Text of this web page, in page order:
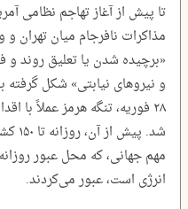
تا پیش از آغاز تهاجم نظامی
مذاکرات نافرجام میان
«برچیده شدن یا تعلیق روند و
و نیروهای نیابتی» شکل گرفته
۲۸ فوریه، تنگه هرمز عملاً با
شد.
انرژی است، عبور می‌کردند.